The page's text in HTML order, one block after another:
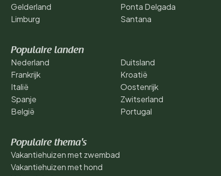
Gelderland
Limburg
Ponta Delgada
Santana
Populaire landen
Nederland
Frankrijk
Italië
Spanje
België
Duitsland
Kroatië
Oostenrijk
Zwitserland
Portugal
Populaire thema's
Vakantiehuizen met zwembad
Vakantiehuizen met hond